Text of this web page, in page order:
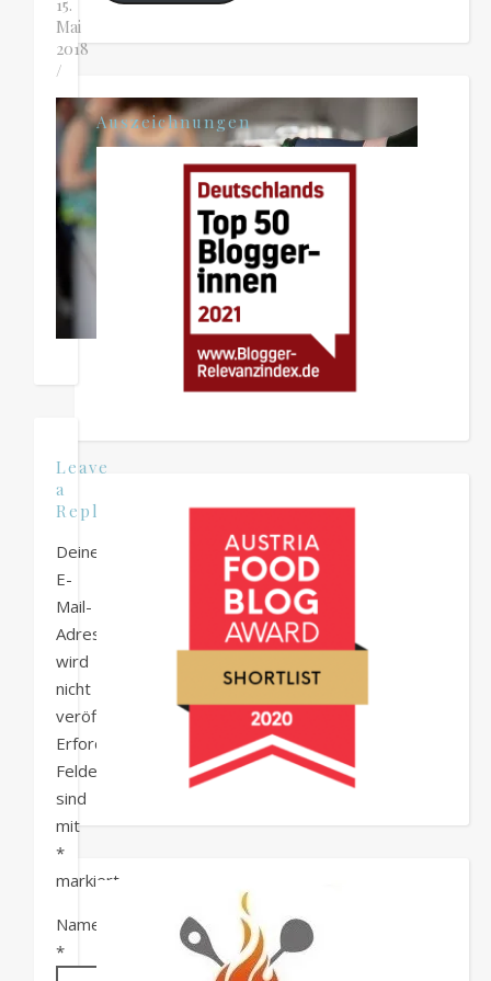
Mai
2018
/
Leave
a
Reply
Deine
E-
Mail-
Adresse
wird
nicht
veröffentlicht.
Erforderliche
Felder
sind
mit
*
markiert
Name
*
Auszeichnungen